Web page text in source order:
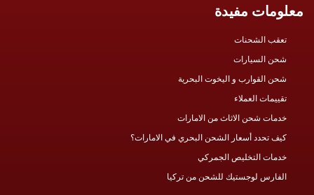
معلومات مفيدة
تعقب الشحنات
شحن السيارات
شحن القوارب و اليخوت البحرية
تقييمات العملاء
خدمات شحن الاثاث من الامارات
كيف تحدد أسعار الشحن البحري في الامارات؟
خدمات التخليص الجمركي
الفارس لوجستيك للشحن من تركيا